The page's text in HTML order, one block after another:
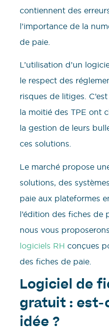
contiennent des
l’importance de la
de paie.
L’utilisation d’un
le respect des
risques de litiges.
la moitié des TPE ont
la gestion de leurs
ces solutions.
Le marché propose
solutions, des
paie aux plateformes
l’édition des fiches de
nous vous
logiciels RH conçues
des fiches de paie.
Logiciel de
gratuit : est-
idée ?